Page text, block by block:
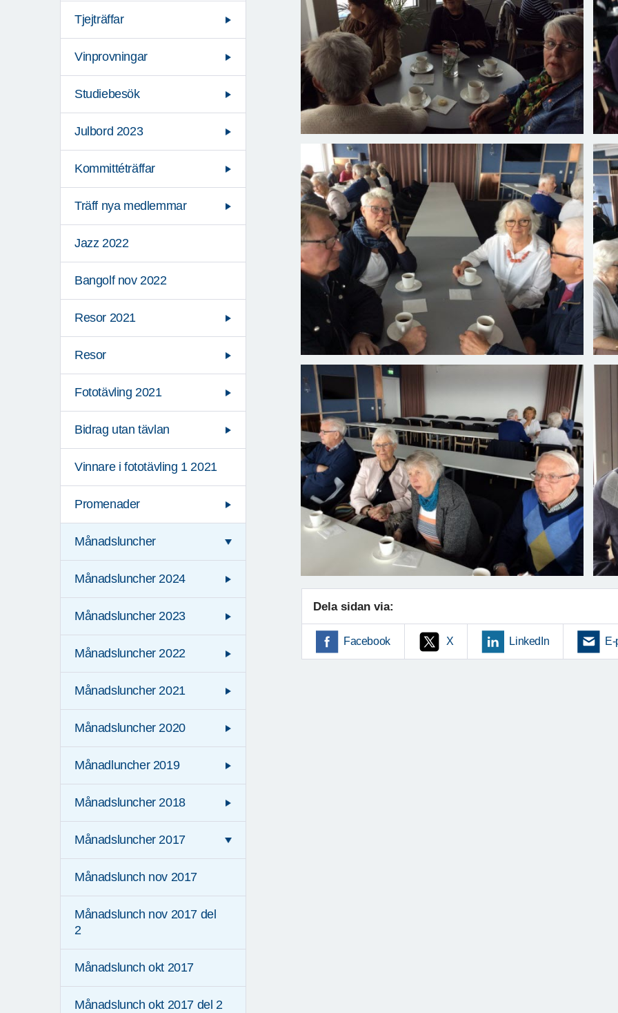
Tjejträffar
Vinprovningar
Studiebesök
Julbord 2023
Kommittéträffar
Träff nya medlemmar
Jazz 2022
Bangolf nov 2022
Resor 2021
Resor
Fototävling 2021
Bidrag utan tävlan
Vinnare i fototävling 1 2021
Promenader
Månadsluncher
Månadsluncher 2024
Månadsluncher 2023
Månadsluncher 2022
Månadsluncher 2021
Månadsluncher 2020
Månadluncher 2019
Månadsluncher 2018
Månadsluncher 2017
Månadslunch nov 2017
Månadslunch nov 2017 del
2
Månadslunch okt 2017
Månadslunch okt 2017 del 2
Dela sidan via:
Facebook X LinkedIn